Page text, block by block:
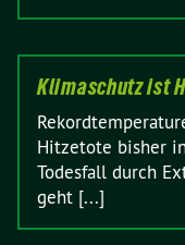
Klimaschutz ist
Hitzetote bisher
Todesfall durch
geht [...]